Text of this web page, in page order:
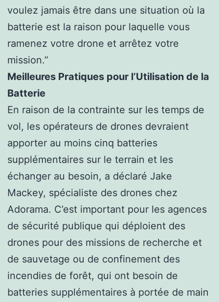
voulez jamais être dans une situation où la
batterie est la raison pour laquelle vous
ramenez votre drone et arrêtez votre
mission.”
Meilleures Pratiques pour l’Utilisation de la
Batterie
En raison de la contrainte sur les temps de
vol, les opérateurs de drones devraient
apporter au moins cinq batteries
supplémentaires sur le terrain et les
échanger au besoin, a déclaré Jake
Mackey, spécialiste des drones chez
Adorama. C’est important pour les agences
de sécurité publique qui déploient des
drones pour des missions de recherche et
de sauvetage ou de confinement des
incendies de forêt, qui ont besoin de
batteries supplémentaires à portée de main